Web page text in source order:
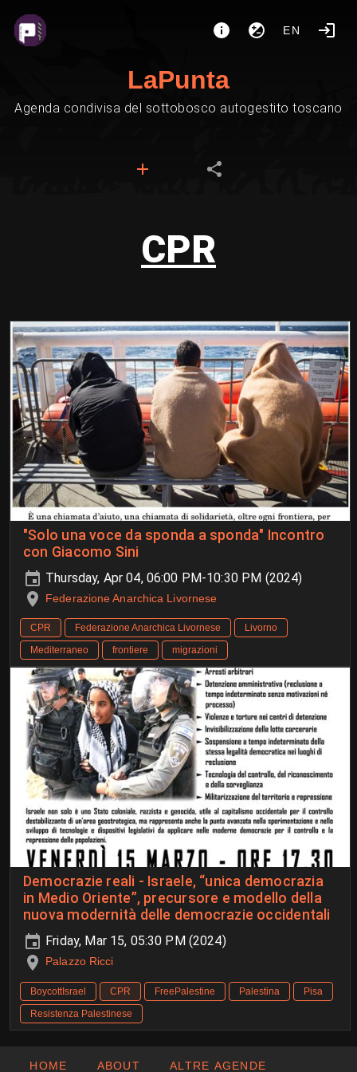
EN
LaPunta
Agenda condivisa del sottobosco autogestito toscano
CPR
"Solo una voce da sponda a sponda" Incontro
con Giacomo Sini
Thursday, Apr 04, 06:00 PM-10:30 PM (2024)
Federazione Anarchica Livornese
CPR Federazione Anarchica Livornese
Livorno
Mediterraneo
frontiere migrazioni
Democrazie reali - Israele, “unica democrazia
in Medio Oriente”, precursore e modello della
nuova modernità delle democrazie occidentali
Friday, Mar 15, 05:30 PM (2024)
Palazzo Ricci
BoycottIsrael CPR FreePalestine Palestina
Pisa
Resistenza Palestinese
HOME ABOUT ALTRE AGENDE